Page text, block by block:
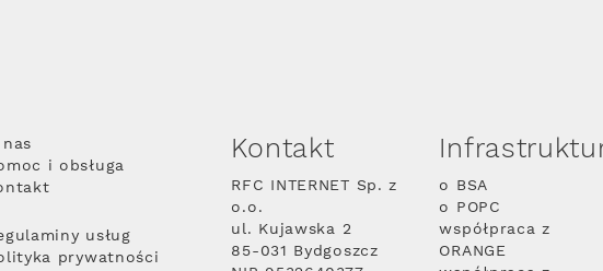
i obsługa
usług
prywatności
Kontakt
RFC INTERNET Sp. z
o.o.
ul. Kujawska 2
85-031 Bydgoszcz
o BSA
o POPC
współpraca z
ORANGE